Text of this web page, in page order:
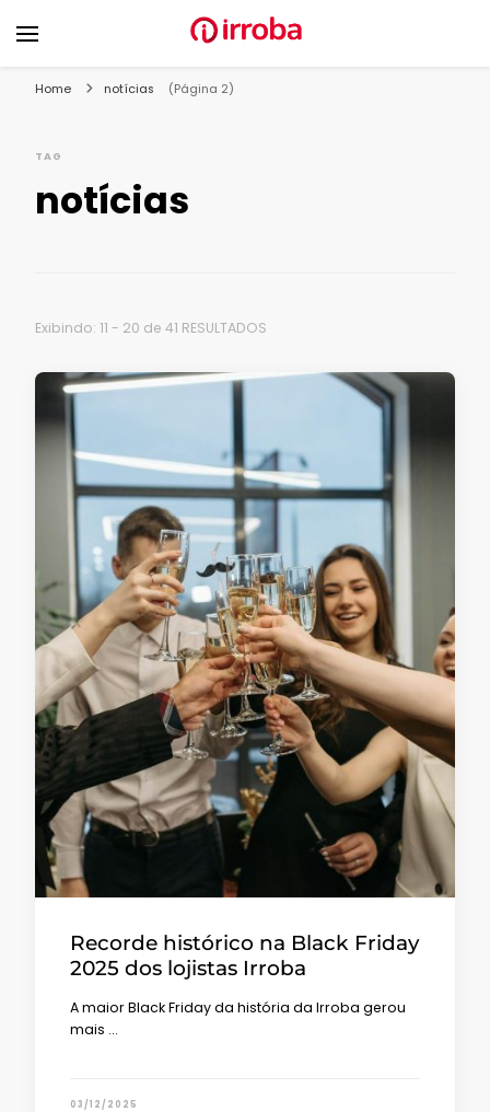
Home notícias (Página 2)
TAG
notícias
Exibindo: 11 - 20 de 41 RESULTADOS
Recorde histórico na Black Friday
2025 dos lojistas Irroba
A maior Black Friday da história da Irroba gerou
mais …
03/12/2025